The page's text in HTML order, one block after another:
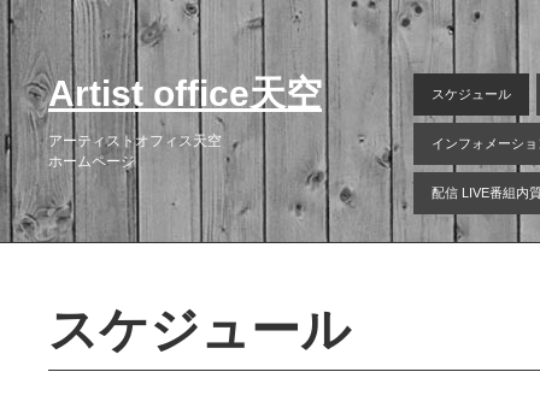
Artist office天空
アーティストオフィス天空
ホームページ
スケジュール
インフォメーショ
配信 LIVE番組内
スケジュール